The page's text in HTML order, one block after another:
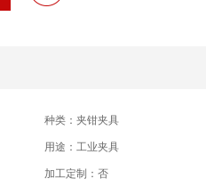
种类：夹钳夹具
用途：工业夹具
加工定制：否